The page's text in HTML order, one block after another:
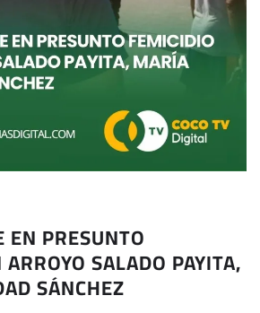
EN PRESUNTO
SALADO PAYITA,
SÁNCHEZ